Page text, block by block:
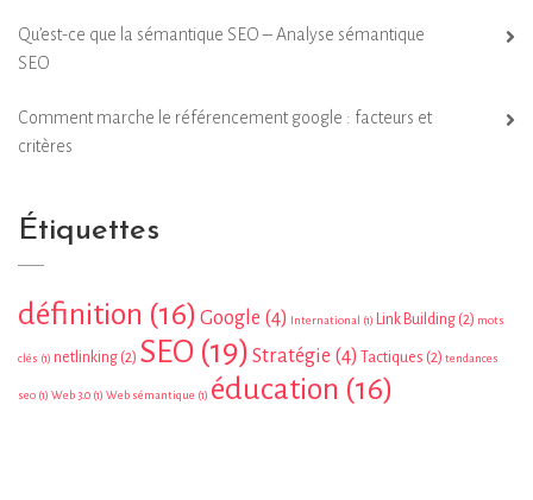
Qu’est-ce que la sémantique SEO – Analyse sémantique
SEO
Comment marche le référencement google : facteurs et
critères
Étiquettes
définition (16) Google (4) International (1) Link Building (2) mots
clés (1) netlinking (2) SEO (19) Stratégie (4) Tactiques (2) tendances
seo (1) Web 3.0 (1) Web sémantique (1) éducation (16)